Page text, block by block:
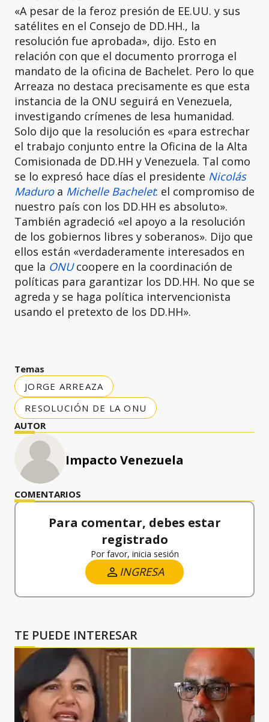
«A pesar de la feroz presión de EE.UU. y sus
satélites en el Consejo de DD.HH., la
resolución fue aprobada», dijo. Esto en
relación con que el documento prorroga el
mandato de la oficina de Bachelet. Pero lo que
Arreaza no destaca precisamente es que esta
instancia de la ONU seguirá en Venezuela,
investigando crímenes de lesa humanidad.
Solo dijo que la resolución es «para estrechar
el trabajo conjunto entre la Oficina de la Alta
Comisionada de DD.HH y Venezuela. Tal como
se lo expresó hace días el presidente Nicolás
Maduroa Michelle Bachelet: el compromiso de
nuestro país con los DD.HH es absoluto».
También agradeció «el apoyo a la resolución
de los gobiernos libres y soberanos». Dijo que
ellos están «verdaderamente interesados en
que la ONUcoopere en la coordinación de
políticas para garantizar los DD.HH. No que se
agreda y se haga política intervencionista
usando el pretexto de los DD.HH».
Temas
JORGE ARREAZA
RESOLUCIÓN DE LA ONU
AUTOR
Impacto Venezuela
COMENTARIOS
Para comentar, debes estar
registrado
Por favor, inicia sesión
INGRESA
TE PUEDE INTERESAR